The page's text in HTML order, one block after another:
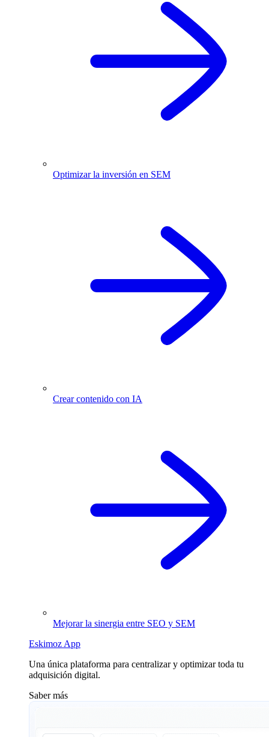
Optimizar la inversión en SEM
Crear contenido con IA
Mejorar la sinergia entre SEO y SEM
Eskimoz App
Una única plataforma para centralizar y optimizar toda tu
adquisición digital.
Saber más